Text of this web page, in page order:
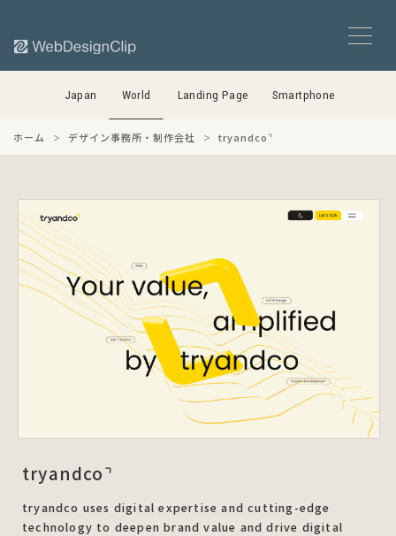
Japan World Landing Page Smartphone
ホーム デザイン事務所・制作会社 tryandco⌝
tryandco⌝
tryandco uses digital expertise and cutting-edge
technology to deepen brand value and drive digital